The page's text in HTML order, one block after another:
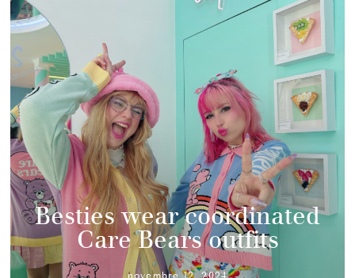
Besties wear coordinated
Care Bears outfits